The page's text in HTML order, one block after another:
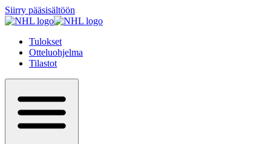
Siirry pääsisältöön
Tulokset
Otteluohjelma
Tilastot